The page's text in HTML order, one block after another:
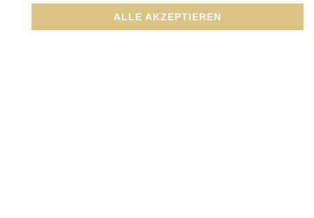
Scharf, mit verschiedenen Gemüse, Knoblauch, Chili,
Karotten und Duftreis
ALLE AKZEPTIEREN